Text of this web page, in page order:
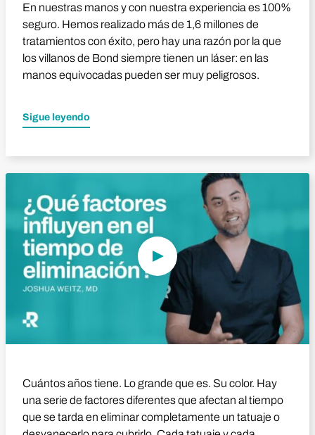
En nuestras manos y con nuestra experiencia es 100%
seguro. Hemos realizado más de 1,6 millones de
tratamientos con éxito, pero hay una razón por la que
los villanos de Bond siempre tienen un láser: en las
manos equivocadas pueden ser muy peligrosos.
Sigue leyendo
Reproducir vídeo
Cuántos años tiene. Lo grande que es. Su color. Hay
una serie de factores diferentes que afectan al tiempo
que se tarda en eliminar completamente un tatuaje o